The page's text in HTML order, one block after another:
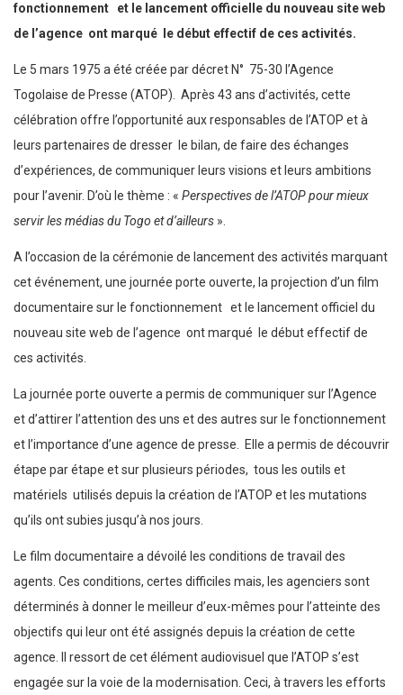
fonctionnement et le lancement officielle du nouveau site web
de l’agence ont marqué le début effectif de ces activités.
Le 5 mars 1975 a été créée par décret N° 75-30 l’Agence
Togolaise de Presse (ATOP). Après 43 ans d’activités, cette
célébration offre l’opportunité aux responsables de l’ATOP et à
leurs partenaires de dresser le bilan, de faire des échanges
d’expériences, de communiquer leurs visions et leurs ambitions
pour l’avenir. D’où le thème : « Perspectives de l’ATOP pour mieux
servir les médias du Togo et d’ailleurs ».
A l’occasion de la cérémonie de lancement des activités marquant
cet événement, une journée porte ouverte, la projection d’un film
documentaire sur le fonctionnement et le lancement officiel du
nouveau site web de l’agence ont marqué le début effectif de
ces activités.
La journée porte ouverte a permis de communiquer sur l’Agence
et d’attirer l’attention des uns et des autres sur le fonctionnement
et l’importance d’une agence de presse. Elle a permis de découvrir
étape par étape et sur plusieurs périodes, tous les outils et
matériels utilisés depuis la création de l’ATOP et les mutations
qu’ils ont subies jusqu’à nos jours.
Le film documentaire a dévoilé les conditions de travail des
agents. Ces conditions, certes difficiles mais, les agenciers sont
déterminés à donner le meilleur d’eux-mêmes pour l’atteinte des
objectifs qui leur ont été assignés depuis la création de cette
agence. Il ressort de cet élément audiovisuel que l’ATOP s’est
engagée sur la voie de la modernisation. Ceci, à travers les efforts